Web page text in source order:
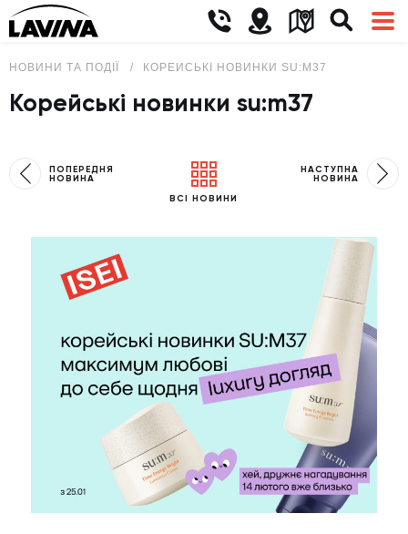
НОВИНИ ТА ПОДІЇ КОРЕЙСЬКІ НОВИНКИ SU:M37
Корейські новинки su:m37
ПОПЕРЕДНЯ
НОВИНА
ВСІ НОВИНИ
НАСТУПНА
НОВИНА